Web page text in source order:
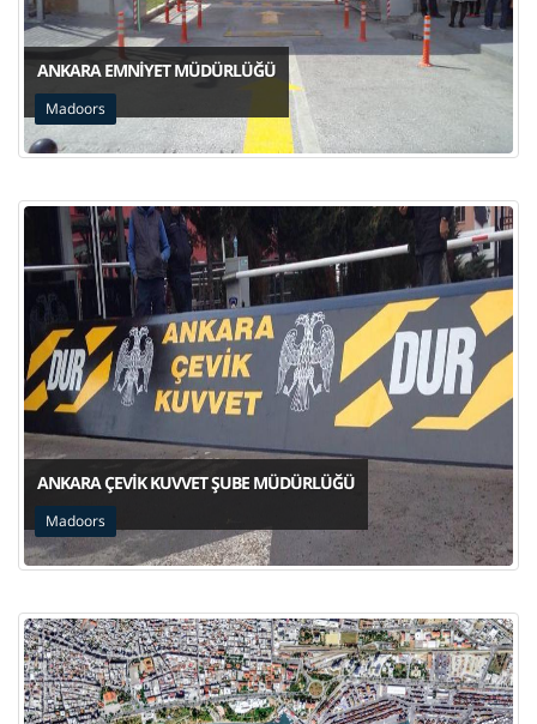
ANKARA EMNIYET MÜDÜRLÜĞÜ
Madoors
ANKARA ÇEVIK KUVVET ŞUBE MÜDÜRLÜĞÜ
Madoors